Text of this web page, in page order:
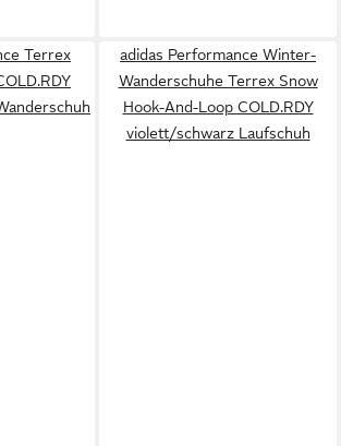
Terrex
adidas Performance Winter-
Wanderschuhe Terrex Snow
Hook-And-Loop COLD.RDY
violett/schwarz Laufschuh